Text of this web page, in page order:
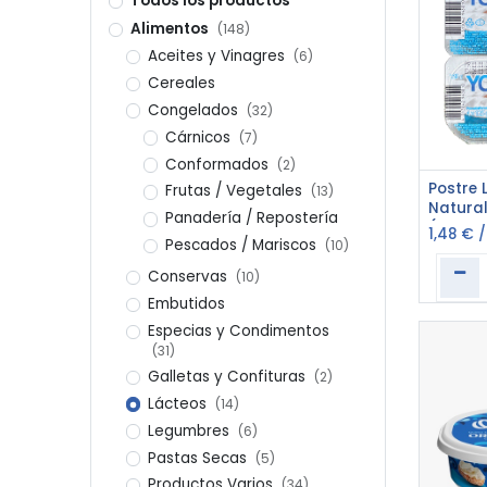
Alimentos (148)
Aceites y Vinagres (6)
Cereales
Congelados (32)
Cárnicos (7)
Conformados (2)
Frutas / Vegetales (13)
Panadería / Repostería
Pescados / Mariscos (10)
Conservas (10)
Embutidos
Especias y Condimentos
(31)
Galletas y Confituras (2)
Lácteos (14)
Legumbres (6)
Pastas Secas (5)
Postre
(4 x
1,48€ /
Bienvenidos a nuestra plataforma de eCommerce
éxito de su negocio. Con el compromiso de
pedidos en línea de manera eficiente y segura.
​Para facilitar la experiencia del usuario, además
nuestro almacén en Berroa, garantizando así una
para ser su socio de confianza en el
Atención al cliente
+53 5 9864379
Ventas
+53 5 0966719
Show room
+53 7 7959075
+53 7 7959017
Lunes a
8:30